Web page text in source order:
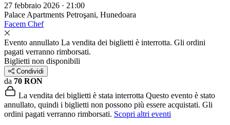
27 febbraio 2026 · 21:00
Palace Apartments Petroşani, Hunedoara
Facem Chef
Evento annullato La vendita dei biglietti è interrotta. Gli ordini
pagati verranno rimborsati.
Biglietti non disponibili
Condividi
da 70 RON
La vendita dei biglietti è stata interrotta Questo evento è stato
annullato, quindi i biglietti non possono più essere acquistati. Gli
ordini pagati verranno rimborsati. Scopri altri eventi